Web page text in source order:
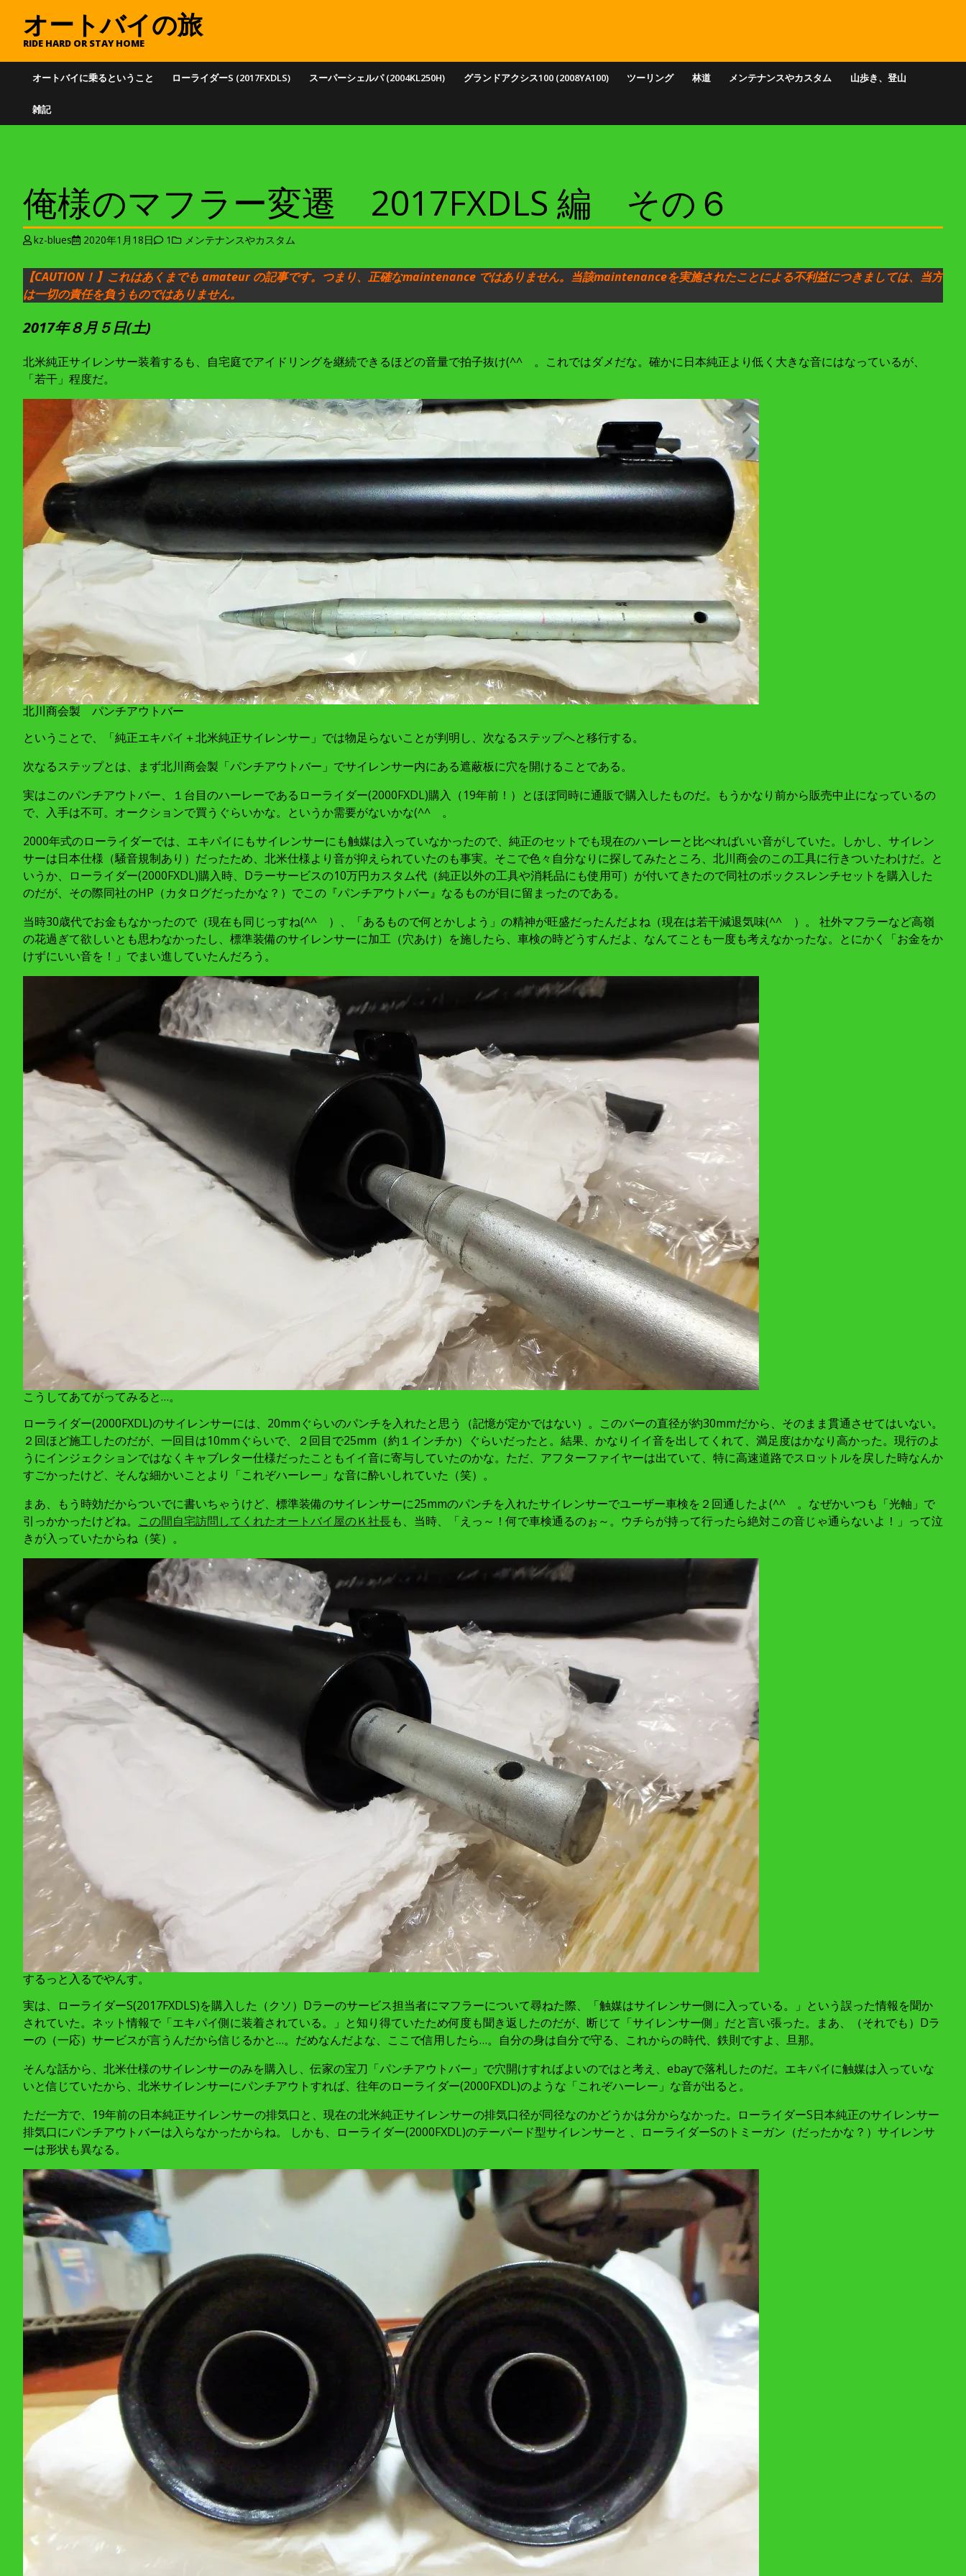
オートバイに乗るということ ローライダーS (2017FXDLS) スーパーシェルパ (2004KL250H) グランドアクシス100 (2008YA100) ツーリング 林道 メンテナンスやカスタム 山歩き、登山
雑記
オートバイの旅
RIDE HARD OR STAY HOME
俺様のマフラー変遷 2017FXDLS 編 その６
kz-blues 2020年1月18日 1 メンテナンスやカスタム
【CAUTION！】これはあくまでも amateur の記事です。つまり、正確なmaintenance ではありません。当該maintenanceを実施されたことによる不利益につきましては、当方
は一切の責任を負うものではありません。
2017年８月５日(土)
北米純正サイレンサー装着するも、自宅庭でアイドリングを継続できるほどの音量で拍子抜け(^^ゞ。これではダメだな。確かに日本純正より低く大きな音にはなっているが、
「若干」程度だ。
北川商会製 パンチアウトバー
ということで、「純正エキパイ＋北米純正サイレンサー」では物足らないことが判明し、次なるステップへと移行する。
次なるステップとは、まず北川商会製「パンチアウトバー」でサイレンサー内にある遮蔽板に穴を開けることである。
実はこのパンチアウトバー、１台目のハーレーであるローライダー(2000FXDL)購入（19年前！）とほぼ同時に通販で購入したものだ。もうかなり前から販売中止になっているの
で、入手は不可。オークションで買うぐらいかな。というか需要がないかな(^^ゞ。
2000年式のローライダーでは、エキパイにもサイレンサーにも触媒は入っていなかったので、純正のセットでも現在のハーレーと比べればいい音がしていた。しかし、サイレン
サーは日本仕様（騒音規制あり）だったため、北米仕様より音が抑えられていたのも事実。そこで色々自分なりに探してみたところ、北川商会のこの工具に行きついたわけだ。と
いうか、ローライダー(2000FXDL)購入時、Dラーサービスの10万円カスタム代（純正以外の工具や消耗品にも使用可）が付いてきたので同社のボックスレンチセットを購入した
のだが、その際同社のHP（カタログだったかな？）でこの『パンチアウトバー』なるものが目に留まったのである。
当時30歳代でお金もなかったので（現在も同じっすね(^^ゞ）、「あるもので何とかしよう」の精神が旺盛だったんだよね（現在は若干減退気味(^^ゞ）。 社外マフラーなど高嶺
の花過ぎて欲しいとも思わなかったし、標準装備のサイレンサーに加工（穴あけ）を施したら、車検の時どうすんだよ、なんてことも一度も考えなかったな。とにかく「お金をか
けずにいい音を！」でまい進していたんだろう。
こうしてあてがってみると…。
ローライダー(2000FXDL)のサイレンサーには、20mmぐらいのパンチを入れたと思う（記憶が定かではない）。このバーの直径が約30mmだから、そのまま貫通させてはいない。
２回ほど施工したのだが、一回目は10mmぐらいで、２回目で25mm（約１インチか）ぐらいだったと。結果、かなりイイ音を出してくれて、満足度はかなり高かった。現行のよ
うにインジェクションではなくキャブレター仕様だったこともイイ音に寄与していたのかな。ただ、アフターファイヤーは出ていて、特に高速道路でスロットルを戻した時なんか
すごかったけど、そんな細かいことより「これぞハーレー」な音に酔いしれていた（笑）。
まあ、もう時効だからついでに書いちゃうけど、標準装備のサイレンサーに25mmのパンチを入れたサイレンサーでユーザー車検を２回通したよ(^^ゞ。なぜかいつも「光軸」で
引っかかったけどね。 この間自宅訪問してくれたオートバイ屋のＫ社長も、当時、「えっ～！何で車検通るのぉ～。ウチらが持って行ったら絶対この音じゃ通らないよ！」って泣
きが入っていたからね（笑）。
するっと入るでやんす。
実は、ローライダーS(2017FXDLS)を購入した（クソ）Dラーのサービス担当者にマフラーについて尋ねた際、「触媒はサイレンサー側に入っている。」という誤った情報を聞か
されていた。ネット情報で「エキパイ側に装着されている。」と知り得ていたため何度も聞き返したのだが、断じて「サイレンサー側」だと言い張った。まあ、（それでも）Dラ
ーの（一応）サービスが言うんだから信じるかと…。だめなんだよな、ここで信用したら…。自分の身は自分で守る、これからの時代、鉄則ですよ、旦那。
そんな話から、北米仕様のサイレンサーのみを購入し、伝家の宝刀「パンチアウトバー」で穴開けすればよいのではと考え、ebayで落札したのだ。エキパイに触媒は入っていな
いと信じていたから、北米サイレンサーにパンチアウトすれば、往年のローライダー(2000FXDL)のような「これぞハーレー」な音が出ると。
ただ一方で、19年前の日本純正サイレンサーの排気口と、現在の北米純正サイレンサーの排気口径が同径なのかどうかは分からなかった。ローライダーS日本純正のサイレンサー
排気口にパンチアウトバーは入らなかったからね。 しかも、ローライダー(2000FXDL)のテーパード型サイレンサーと 、ローライダーSのトミーガン（だったかな？）サイレンサ
ーは形状も異なる。